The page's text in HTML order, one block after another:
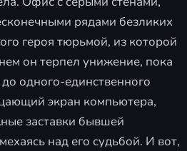
рядами безликих
героя тюрьмой, из которой
он терпел унижение, пока
одного-единственного
экран компьютера,
заставки бывшей
над его судьбой. И вот,